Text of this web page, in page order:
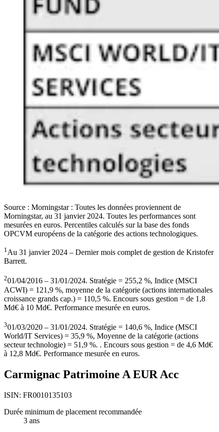
Source : Morningstar : Toutes les données proviennent de
Morningstar, au 31 janvier 2024. Toutes les performances sont
mesurées en euros. Percentiles calculés sur la base des fonds
OPCVM européens de la catégorie des actions technologiques.
1Au 31 janvier 2024 – Dernier mois complet de gestion de Kristofer
Barrett.
201/04/2016 – 31/01/2024. Stratégie = 255,2 %, Indice (MSCI
ACWI) = 121,9 %, moyenne de la catégorie (actions internationales
croissance grands cap.) = 110,5 %. Encours sous gestion = de 1,8
Md€ à 10 Md€. Performance mesurée en euros.
301/03/2020 – 31/01/2024. Stratégie = 140,6 %, Indice (MSCI
World/IT Services) = 35,9 %, Moyenne de la catégorie (actions
secteur technologie) = 51,9 %. . Encours sous gestion = de 4,6 Md€
à 12,8 Md€. Performance mesurée en euros.
Carmignac Patrimoine A EUR Acc
ISIN: FR0010135103
Durée minimum de placement recommandée
3 ans